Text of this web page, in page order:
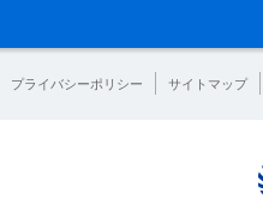
プライバシーポリシー サイトマップ